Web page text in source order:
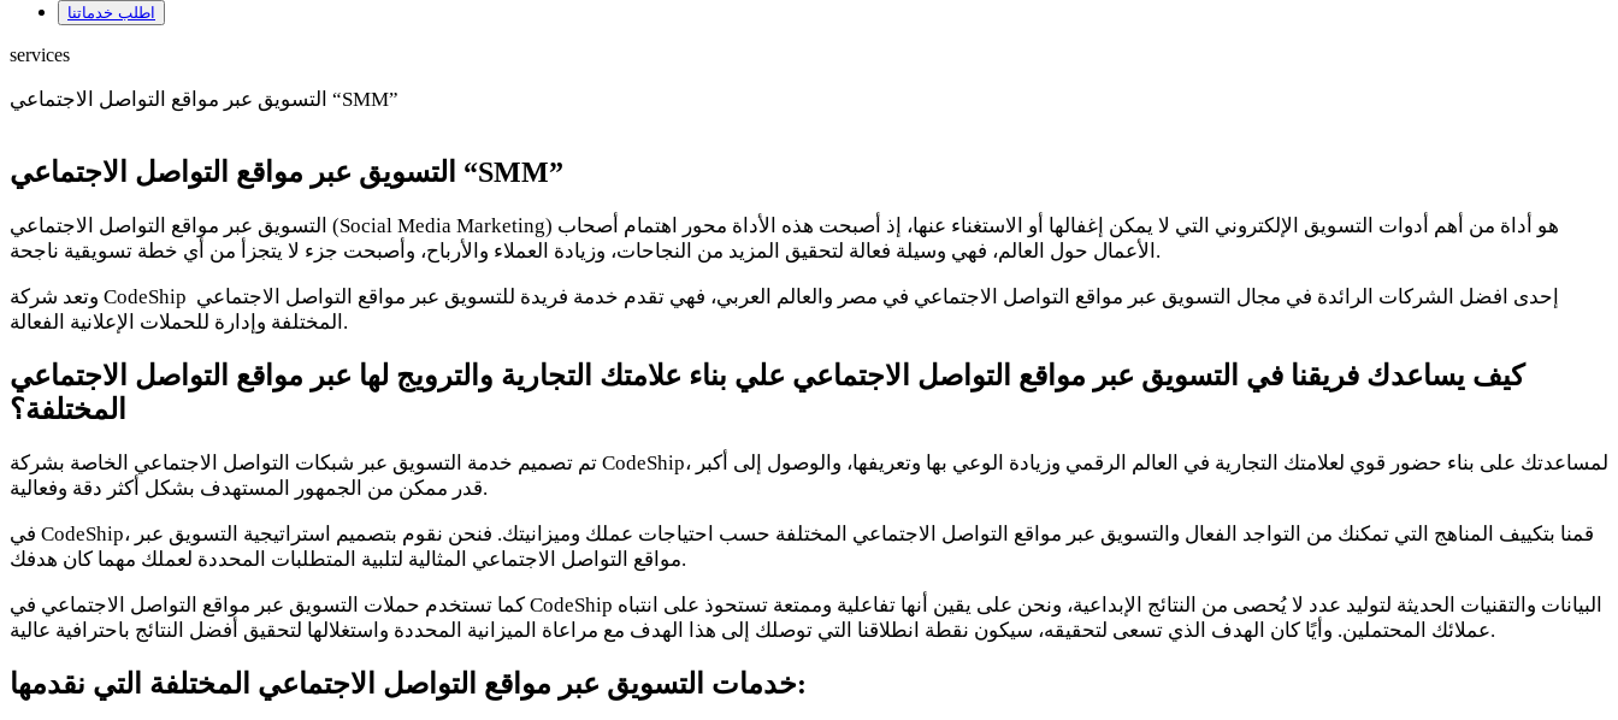
اطلب خدماتنا
services
التسويق عبر مواقع التواصل الاجتماعي “SMM”
التسويق عبر مواقع التواصل الاجتماعي “SMM”
التسويق عبر مواقع التواصل الاجتماعي (Social Media Marketing) هو أداة من أهم أدوات التسويق الإلكتروني التي لا يمكن إغفالها أو الاستغناء عنها، إذ أصبحت هذه الأداة محور اهتمام أصحاب
الأعمال حول العالم، فهي وسيلة فعالة لتحقيق المزيد من النجاحات، وزيادة العملاء والأرباح، وأصبحت جزء لا يتجزأ من أي خطة تسويقية ناجحة.
وتعد شركة CodeShip إحدى افضل الشركات الرائدة في مجال التسويق عبر مواقع التواصل الاجتماعي في مصر والعالم العربي، فهي تقدم خدمة فريدة للتسويق عبر مواقع التواصل الاجتماعي
المختلفة وإدارة للحملات الإعلانية الفعالة.
كيف يساعدك فريقنا في التسويق عبر مواقع التواصل الاجتماعي علي بناء علامتك التجارية والترويج لها عبر مواقع التواصل الاجتماعي
المختلفة؟
تم تصميم خدمة التسويق عبر شبكات التواصل الاجتماعي الخاصة بشركة CodeShip، لمساعدتك على بناء حضور قوي لعلامتك التجارية في العالم الرقمي وزيادة الوعي بها وتعريفها، والوصول إلى أكبر
قدر ممكن من الجمهور المستهدف بشكل أكثر دقة وفعالية.
في CodeShip، قمنا بتكييف المناهج التي تمكنك من التواجد الفعال والتسويق عبر مواقع التواصل الاجتماعي المختلفة حسب احتياجات عملك وميزانيتك. فنحن نقوم بتصميم استراتيجية التسويق عبر
مواقع التواصل الاجتماعي المثالية لتلبية المتطلبات المحددة لعملك مهما كان هدفك.
كما تستخدم حملات التسويق عبر مواقع التواصل الاجتماعي في CodeShip البيانات والتقنيات الحديثة لتوليد عدد لا يُحصى من النتائج الإبداعية، ونحن على يقين أنها تفاعلية وممتعة تستحوذ على انتباه
عملائك المحتملين. وأيًا كان الهدف الذي تسعى لتحقيقه، سيكون نقطة انطلاقنا التي توصلك إلى هذا الهدف مع مراعاة الميزانية المحددة واستغلالها لتحقيق أفضل النتائج باحترافية عالية.
خدمات التسويق عبر مواقع التواصل الاجتماعي المختلفة التي نقدمها: